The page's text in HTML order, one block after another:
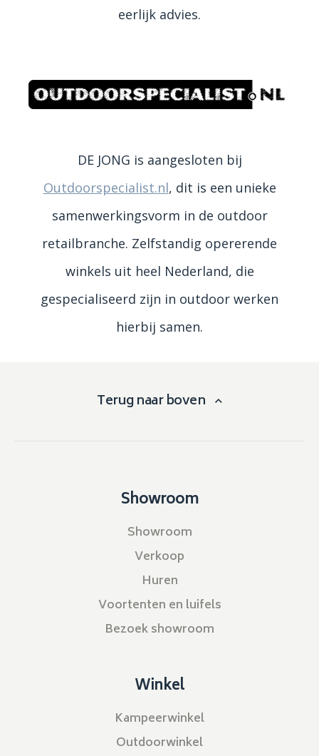
eerlijk advies.
DE JONG is aangesloten bij
Outdoorspecialist.nl, dit is een unieke
samenwerkingsvorm in de outdoor
retailbranche. Zelfstandig opererende
winkels uit heel Nederland, die
gespecialiseerd zijn in outdoor werken
hierbij samen.
Terug naar boven
Showroom
Showroom
Verkoop
Huren
Voortenten en luifels
Bezoek showroom
Winkel
Kampeerwinkel
Outdoorwinkel